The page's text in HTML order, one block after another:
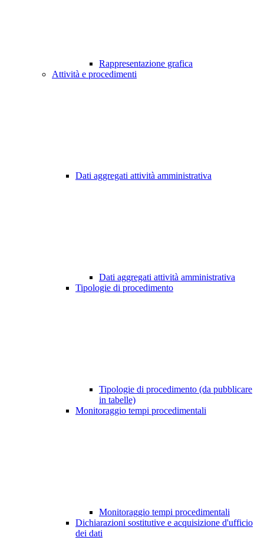
Rappresentazione grafica
Attività e procedimenti
Dati aggregati attività amministrativa
Dati aggregati attività amministrativa
Tipologie di procedimento
Tipologie di procedimento (da pubblicare
in tabelle)
Monitoraggio tempi procedimentali
Monitoraggio tempi procedimentali
Dichiarazioni sostitutive e acquisizione d'ufficio
dei dati